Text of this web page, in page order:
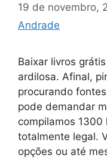
19 de novembro,
Andrade
Baixar livros
ardilosa. Afinal,
procurando
pode demandar
compilamos 1300
totalmente legal.
opções ou até